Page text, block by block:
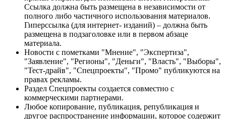
Ссылка должна быть размещена в независимости от
полного либо частичного использования материалов.
Гиперссылка (для интернет- изданий) – должна быть
размещена в подзаголовке или в первом абзаце
материала.
Новости с пометками "Мнение", "Экспертиза",
"Заявление", "Регионы", "Деньги", "Власть", "Выборы",
"Тест-драйв", "Спецпроекты", "Промо" публикуются на
правах рекламы.
Раздел Спецпроекты создается совместно с
коммерческими партнерами.
Любое копирование, публикация, републикация и
другое распространение информации, которое содержит